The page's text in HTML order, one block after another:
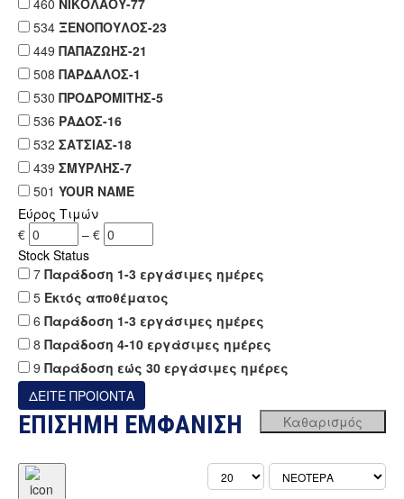
460 ΝΙΚΟΛΑΟΥ-77
534 ΞΕΝΟΠΟΥΛΟΣ-23
449 ΠΑΠΑΖΩΗΣ-21
508 ΠΑΡΔΑΛΟΣ-1
530 ΠΡΟΔΡΟΜΙΤΗΣ-5
536 ΡΑΔΟΣ-16
532 ΣΑΤΣΙΑΣ-18
439 ΣΜΥΡΛΗΣ-7
501 YOUR NAME
Εύρος Τιμών
€
– €
Stock Status
7 Παράδοση 1-3 εργάσιμες ημέρες
5 Εκτός αποθέματος
6 Παράδοση 1-3 εργάσιμες ημέρες
8 Παράδοση 4-10 εργάσιμες ημέρες
9 Παράδοση εώς 30 εργάσιμες ημέρες
ΕΠΙΣΗΜΗ ΕΜΦΑΝΙΣΗ